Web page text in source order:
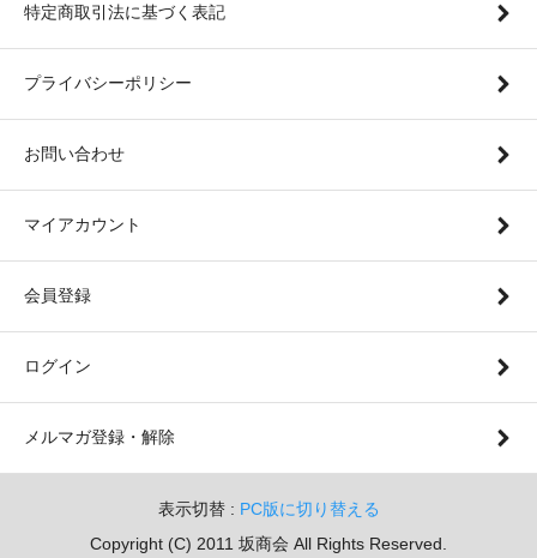
特定商取引法に基づく表記
プライバシーポリシー
お問い合わせ
マイアカウント
会員登録
ログイン
メルマガ登録・解除
表示切替 : PC版に切り替える
Copyright (C) 2011 坂商会 All Rights Reserved.